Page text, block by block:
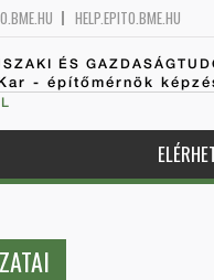
HELP.EPITO.BME.HU
ÉS
- építőmérnök